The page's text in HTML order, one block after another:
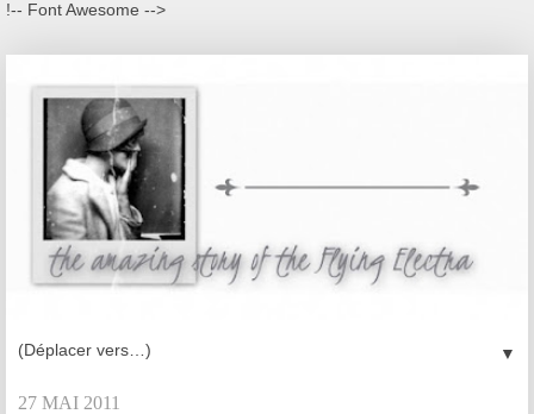
!-- Font Awesome -->
▼
27 MAI 2011